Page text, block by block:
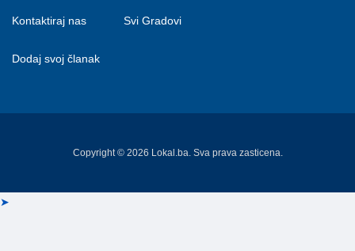
Kontaktiraj nas
Dodaj svoj članak
Svi Gradovi
Copyright © 2026 Lokal.ba. Sva prava zasticena.
➤